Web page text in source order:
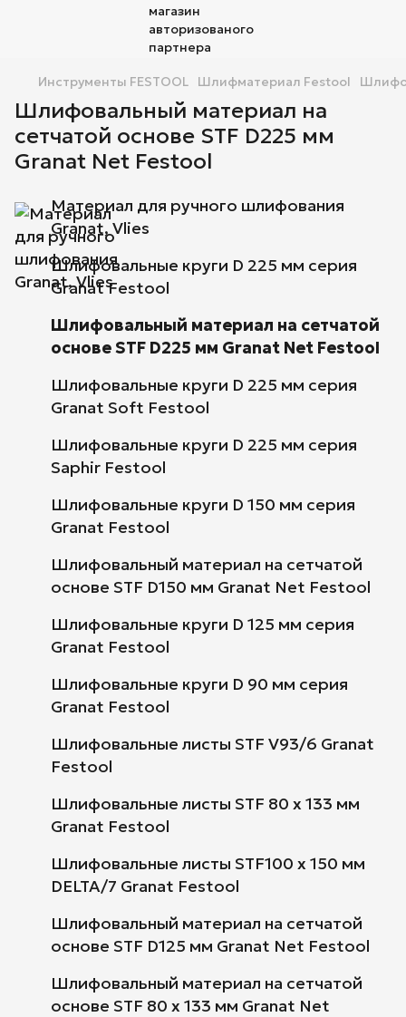
Инструменты FESTOOL Шлифматериал Festool
Шлифовальный материал на
сетчатой основе STF D225 мм
Granat Net Festool
Материал для ручного шлифования
Granat, Vlies
Шлифовальные круги D 225 мм серия
Granat Festool
Шлифовальный материал на сетчатой
основе STF D225 мм Granat Net Festool
Шлифовальные круги D 225 мм серия
Granat Soft Festool
Шлифовальные круги D 225 мм серия
Saphir Festool
Шлифовальные круги D 150 мм серия
Granat Festool
Шлифовальный материал на сетчатой
основе STF D150 мм Granat Net Festool
Шлифовальные круги D 125 мм серия
Granat Festool
Шлифовальные круги D 90 мм серия
Granat Festool
Шлифовальные листы STF V93/6 Granat
Festool
Шлифовальные листы STF 80 x 133 мм
Granat Festool
Шлифовальные листы STF100 x 150 мм
DELTA/7 Granat Festool
Шлифовальный материал на сетчатой
основе STF D125 мм Granat Net Festool
Шлифовальный материал на сетчатой
основе STF 80 x 133 мм Granat Net